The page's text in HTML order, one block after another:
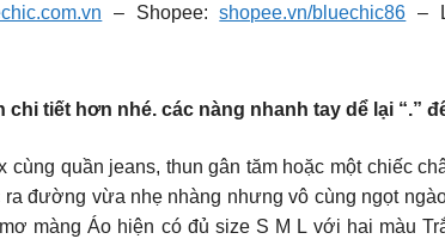
– Shopee:shopee.vn/bluechic86 –
tiết hơn nhé. các nàng nhanh tay dể lại “.”
cùng quần jeans, thun gân tăm hoặc một chiếc
đường vừa nhẹ nhàng nhưng vô cùng ngọt
màng Áo hiện có đủ size S M L với hai màu